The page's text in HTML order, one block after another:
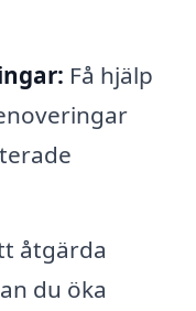
Få hjälp
åtgärda
du öka